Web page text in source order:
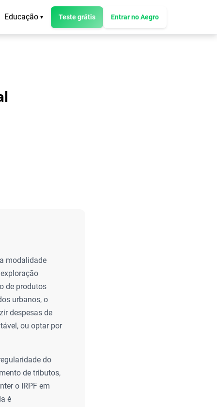
Educação ▾ Teste grátis Entrar no Aegro
modalidade
de produtos
urbanos, o
despesas de
ou optar por
do
de tributos,
o IRPF em
é